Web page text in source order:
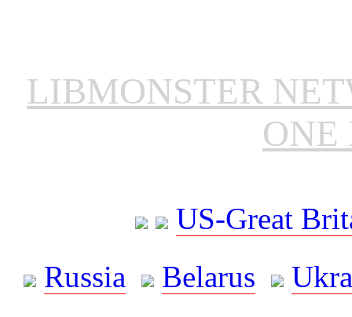
LIBMONSTER
ONE
US-Great
Russia
Belarus